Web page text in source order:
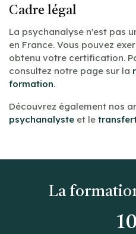
Cadre légal
La psychanalyse n'est pas
en France. Vous pouvez
obtenu votre certification.
consultez notre page sur la
formation.
Découvrez également nos
psychanalyste et le
La
10